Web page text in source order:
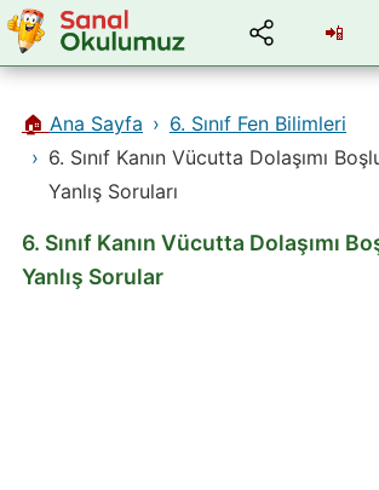
📲
🏠 Ana Sayfa
6. Sınıf Fen Bilimleri
6. Sınıf Kanın Vücutta Dolaşımı
Yanlış Soruları
6. Sınıf Kanın Vücutta Dolaşımı
Yanlış Sorular